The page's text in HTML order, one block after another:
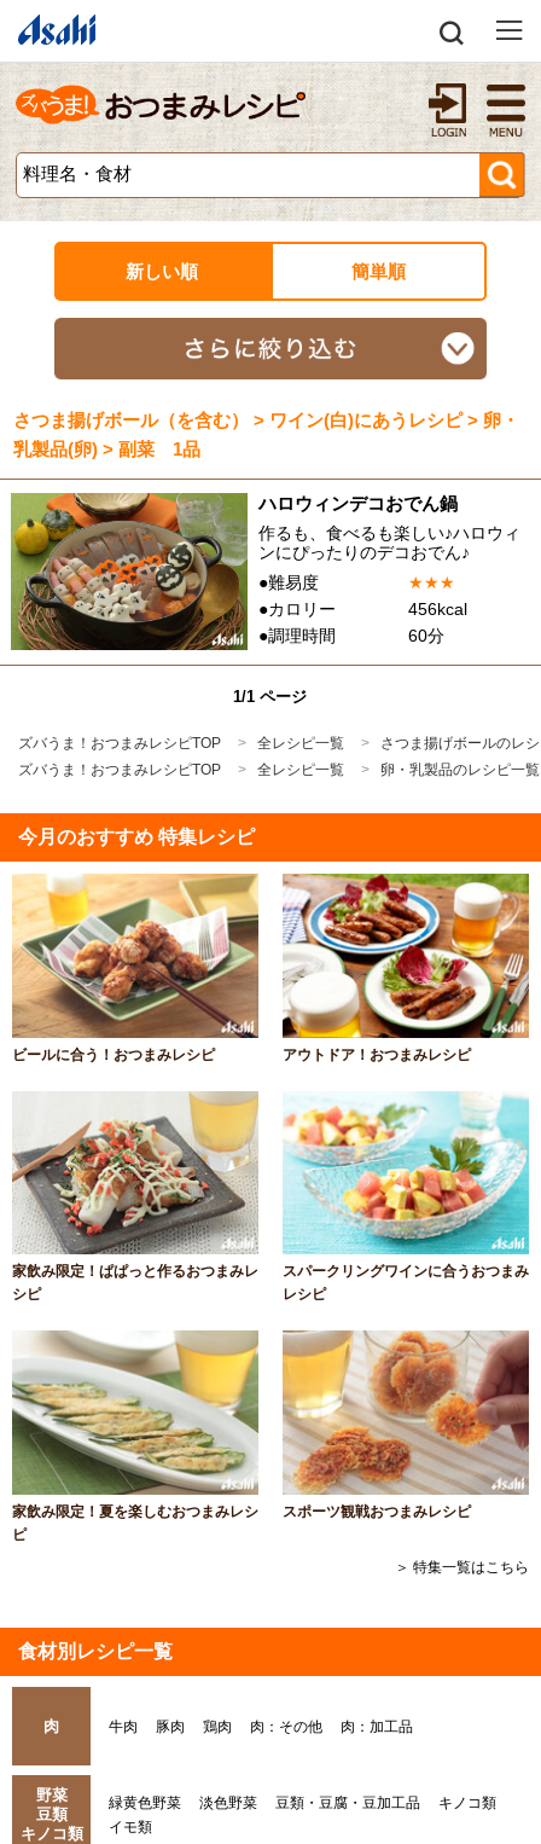
新しい順 簡単順
さつま揚げボール（を含む） > ワイン(白)にあうレシピ > 卵・
乳製品(卵) > 副菜 1品
ハロウィンデコおでん鍋
作るも、食べるも楽しい♪ハロウィ
ンにぴったりのデコおでん♪
●難易度
★★★
●カロリー
456kcal
●調理時間
60分
1/1 ページ
ズバうま！おつまみレシピTOP 全レシピ一覧
さつま揚げボールのレ
ズバうま！おつまみレシピTOP
全レシピ一覧 卵・乳製品のレシピ一覧
今月のおすすめ 特集レシピ
ビールに合う！おつまみレシピ アウトドア！おつまみレシピ
家飲み限定！ぱぱっと作るおつまみレ
シピ
スパークリングワインに合うおつまみ
レシピ
家飲み限定！夏を楽しむおつまみレシ
ピ
スポーツ観戦おつまみレシピ
＞ 特集一覧はこちら
食材別レシピ一覧
肉 牛肉 豚肉 鶏肉 肉：その他 肉：加工品
野菜
豆類
キノコ類
緑黄色野菜 淡色野菜 豆類・豆腐・豆加工品
キノコ類
イモ類